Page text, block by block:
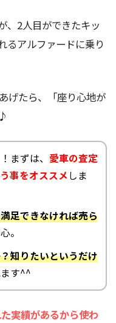
、2人目ができたキッ
るアルファードに乗り
げたら、「座り心地が
まずは、 愛車の査定
事をオススメ しま
足できなければ売ら
。
知りたいというだけ
す^^
実績があるから使わ